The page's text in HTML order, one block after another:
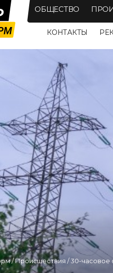
ОБЩЕСТВО
КОНТАКТЫ
/Происшествия /30-часовое